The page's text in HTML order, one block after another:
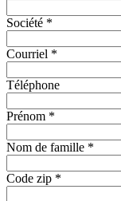
Société *
Courriel *
Téléphone
Prénom *
Nom de famille *
Code zip *